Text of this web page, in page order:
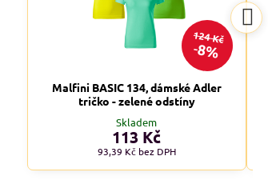
124 Kč
8%
Malfini BASIC 134, dámské Adler
tričko - zelené odstíny
Skladem
113 Kč
93,39 Kč bez DPH